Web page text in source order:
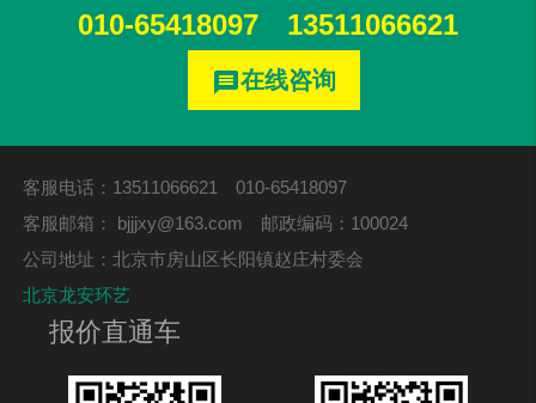
010-65418097 13511066621
message在线咨询
客服电话：13511066621 010-65418097
客服邮箱： bjjjxy@163.com 邮政编码：100024
公司地址：北京市房山区长阳镇赵庄村委会
北京龙安环艺
报价直通车